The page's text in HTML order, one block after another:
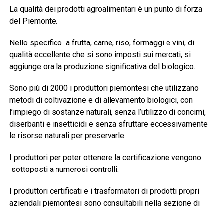
La qualità dei prodotti agroalimentari è un punto di forza
del Piemonte.
Nello specifico a frutta, carne, riso, formaggi e vini, di
qualità eccellente che si sono imposti sui mercati, si
aggiunge ora la produzione significativa del biologico.
Sono più di 2000 i produttori piemontesi che utilizzano
metodi di coltivazione e di allevamento biologici, con
l’impiego di sostanze naturali, senza l’utilizzo di concimi,
diserbanti e insetticidi e senza sfruttare eccessivamente
le risorse naturali per preservarle.
I produttori per poter ottenere la certificazione vengono
sottoposti a numerosi controlli.
I produttori certificati e i trasformatori di prodotti propri
aziendali piemontesi sono consultabili nella sezione di